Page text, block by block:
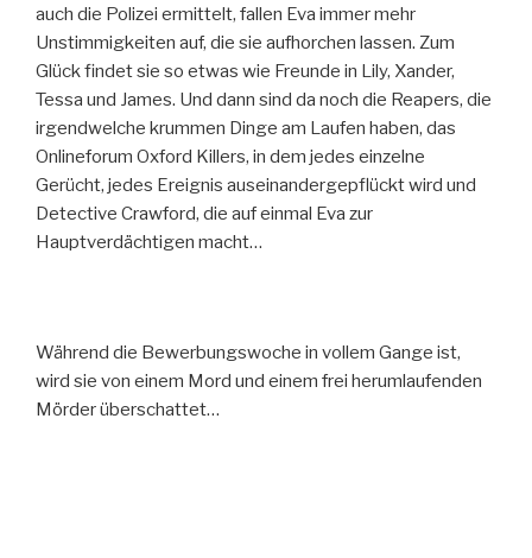
auch die Polizei ermittelt, fallen Eva immer mehr
Unstimmigkeiten auf, die sie aufhorchen lassen. Zum
Glück findet sie so etwas wie Freunde in Lily, Xander,
Tessa und James. Und dann sind da noch die Reapers, die
irgendwelche krummen Dinge am Laufen haben, das
Onlineforum Oxford Killers, in dem jedes einzelne
Gerücht, jedes Ereignis auseinandergepflückt wird und
Detective Crawford, die auf einmal Eva zur
Hauptverdächtigen macht…
Während die Bewerbungswoche in vollem Gange ist,
wird sie von einem Mord und einem frei herumlaufenden
Mörder überschattet…